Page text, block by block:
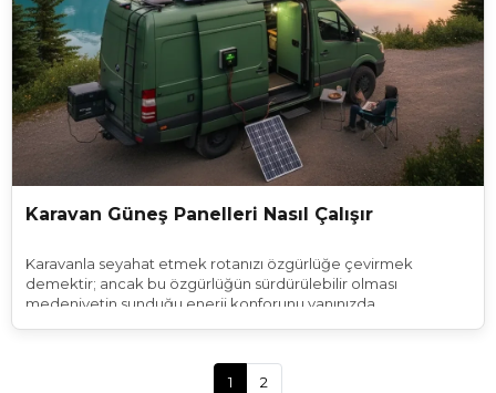
Karavan Güneş Panelleri Nasıl Çalışır
Karavanla seyahat etmek rotanızı özgürlüğe çevirmek
demektir; ancak bu özgürlüğün sürdürülebilir olması
medeniyetin sunduğu enerji konforunu yanınızda
ve akşam ışıklarınızın yanması, tamamen aracınızın tavanındaki
o siyah cam plakaların gökyüzüyle kurduğu ilişkiye dayanır.
1 2